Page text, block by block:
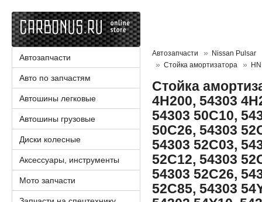
Автозапчасти
Nissan Pulsar
Стойка амортизатора
Стойка
4H200, 54303
54303 50C10,
50C26, 54303
54303 52C03,
52C12, 54303
54303 52C26,
52C85, 54303
Автозапчасти
Авто по запчастям
Автошины легковые
Автошины грузовые
Диски колесные
Аксессуары, инструменты
Мото запчасти